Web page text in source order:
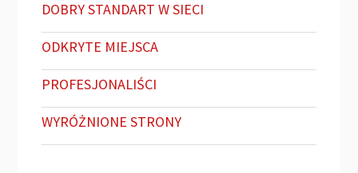
DOBRY STANDART W SIECI
ODKRYTE MIEJSCA
PROFESJONALIŚCI
WYRÓŻNIONE STRONY